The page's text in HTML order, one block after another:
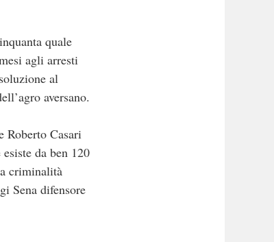
quale
agli arresti
al
aversano.
Roberto Casari
da ben 120
criminalità
Sena difensore